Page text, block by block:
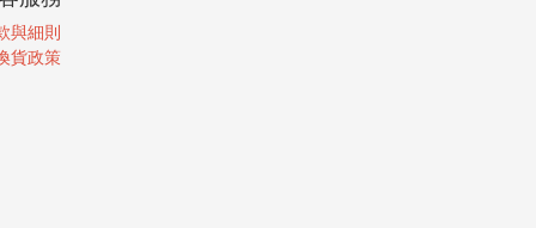
與細則
貨政策